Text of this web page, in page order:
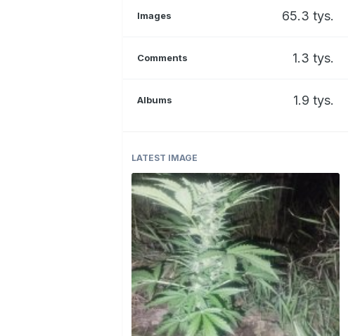
Images 65.3 tys.
Comments 1.3 tys.
Albums 1.9 tys.
LATEST IMAGE